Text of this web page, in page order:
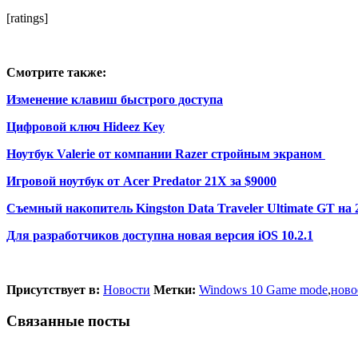
[ratings]
Смотрите также:
Изменение клавиш быстрого доступа
Цифровой ключ Hideez Key
Ноутбук Valerie от компании Razer стройным экраном
Игровой ноутбук от Acer Predator 21X за $9000
Съемный накопитель Kingston Data Traveler Ultimate GT на
Для разработчиков доступна новая версия iOS 10.2.1
Присутствует в: Новости Метки: Windows 10 Game mode,
Связанные посты